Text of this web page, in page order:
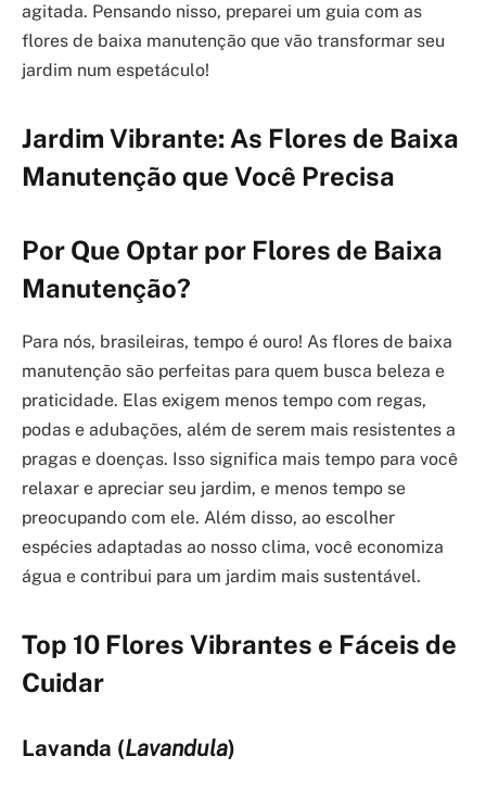
agitada. Pensando nisso, preparei um guia com as
flores de baixa manutenção que vão transformar seu
jardim num espetáculo!
Jardim Vibrante: As Flores de Baixa
Manutenção que Você Precisa
Por Que Optar por Flores de Baixa
Manutenção?
Para nós, brasileiras, tempo é ouro! As flores de baixa
manutenção são perfeitas para quem busca beleza e
praticidade. Elas exigem menos tempo com regas,
podas e adubações, além de serem mais resistentes a
pragas e doenças. Isso significa mais tempo para você
relaxar e apreciar seu jardim, e menos tempo se
preocupando com ele. Além disso, ao escolher
espécies adaptadas ao nosso clima, você economiza
água e contribui para um jardim mais sustentável.
Top 10 Flores Vibrantes e Fáceis de
Cuidar
Lavanda (Lavandula)